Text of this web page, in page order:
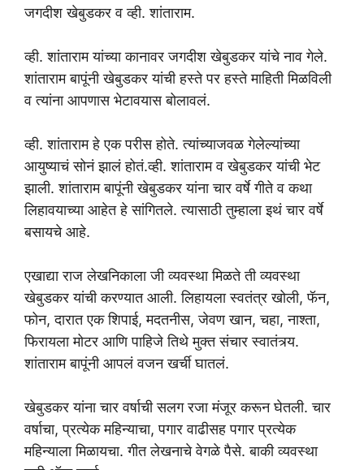
जगदीश खेबुडकर व व्ही. शांताराम.
व्ही. शांताराम यांच्या कानावर जगदीश खेबुडकर यांचे नाव गेले.
शांताराम बापूंनी खेबुडकर यांची हस्ते पर हस्ते माहिती मिळविली
व त्यांना आपणास भेटावयास बोलावलं.
व्ही. शांताराम हे एक परीस होते. त्यांच्याजवळ गेलेल्यांच्या
आयुष्याचं सोनं झालं होतं.व्ही. शांताराम व खेबुडकर यांची भेट
झाली. शांताराम बापूंनी खेबुडकर यांना चार वर्षे गीते व कथा
लिहावयाच्या आहेत हे सांगितले. त्यासाठी तुम्हाला इथं चार वर्षे
बसायचे आहे.
एखाद्या राज लेखनिकाला जी व्यवस्था मिळते ती व्यवस्था
खेबुडकर यांची करण्यात आली. लिहायला स्वतंत्र खोली, फॅन,
फोन, दारात एक शिपाई, मदतनीस, जेवण खान, चहा, नाश्ता,
फिरायला मोटर आणि पाहिजे तिथे मुक्त संचार स्वातंत्र्य.
शांताराम बापूंनी आपलं वजन खर्ची घातलं.
खेबुडकर यांना चार वर्षाची सलग रजा मंजूर करून घेतली. चार
वर्षाचा, प्रत्येक महिन्याचा, पगार वाढीसह पगार प्रत्येक
महिन्याला मिळायचा. गीत लेखनाचे वेगळे पैसे. बाकी व्यवस्था